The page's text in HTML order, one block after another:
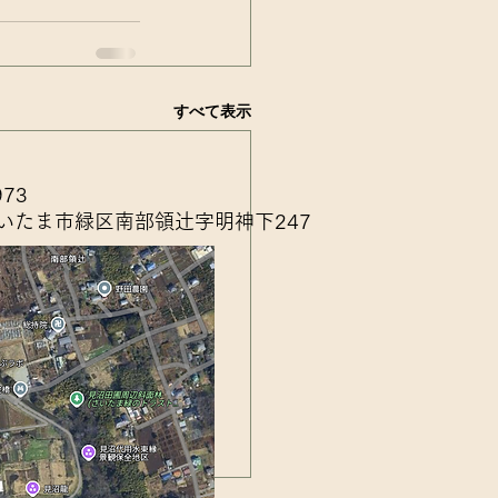
すべて表示
たま市緑区南部領辻字明神下247